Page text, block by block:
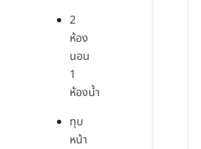
2
ห้อง
นอน
1
ห้องน้ำ
ทุบ
หน้า